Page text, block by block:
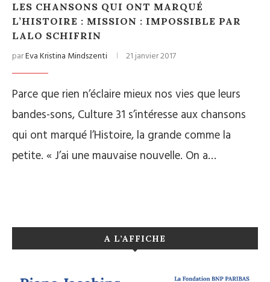
LES CHANSONS QUI ONT MARQUÉ
L’HISTOIRE : MISSION : IMPOSSIBLE PAR
LALO SCHIFRIN
parEva Kristina Mindszenti 21 janvier 2017
Parce que rien n’éclaire mieux nos vies que leurs
bandes-sons, Culture 31 s’intéresse aux chansons
qui ont marqué l’Histoire, la grande comme la
petite. « J’ai une mauvaise nouvelle. On a…
A L’AFFICHE